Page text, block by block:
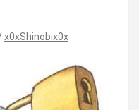
x0xShinobix0x